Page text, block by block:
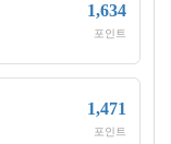
1,634
포인트
1,471
포인트